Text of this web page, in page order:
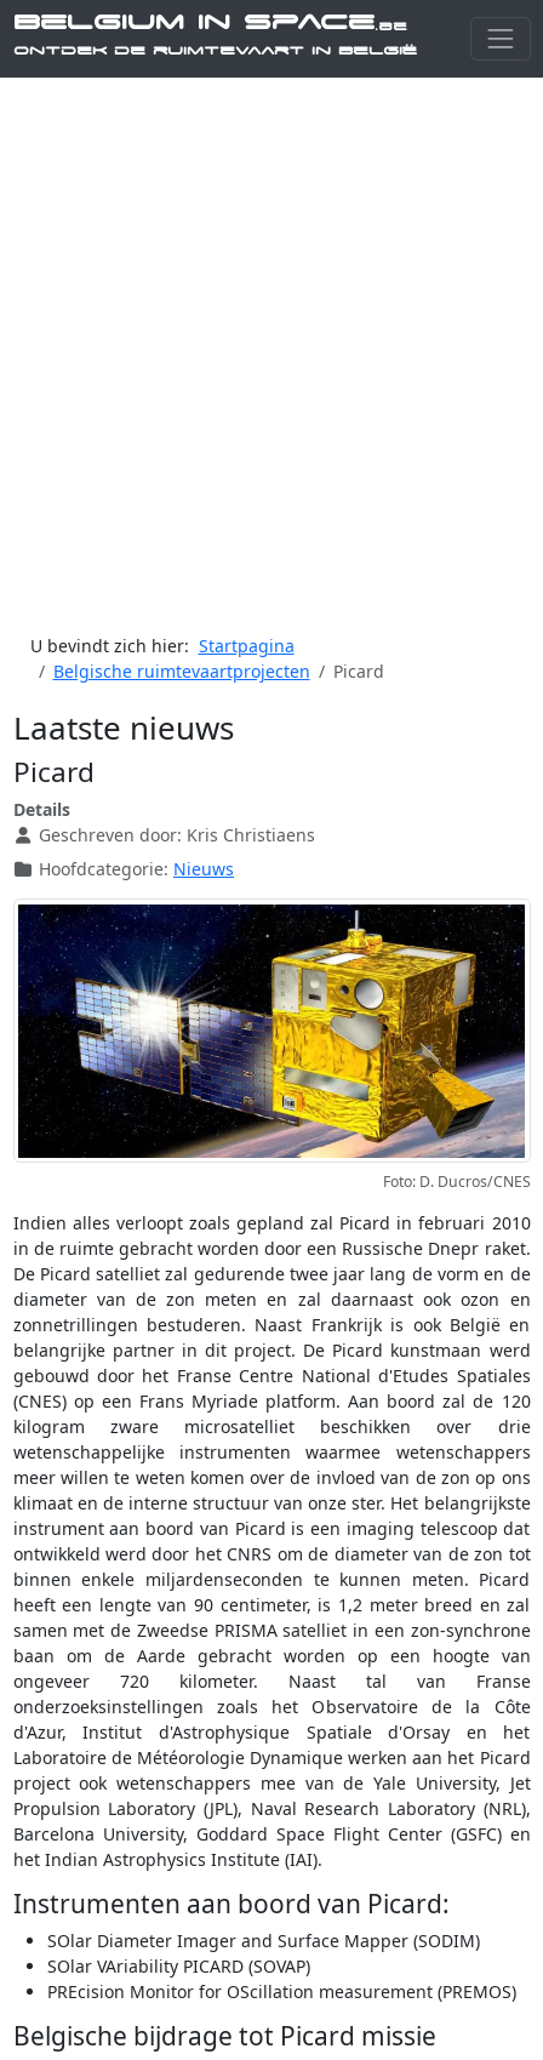
Belgium in Space.be
Ontdek de ruimtevaart in België
U bevindt zich hier: Startpagina
Belgische ruimtevaartprojecten
Picard
Laatste nieuws
Picard
Details
Geschreven door: Kris Christiaens
Hoofdcategorie: Nieuws
Foto: D. Ducros/CNES
Indien alles verloopt zoals gepland zal Picard in februari 2010
in de ruimte gebracht worden door een Russische Dnepr raket.
De Picard satelliet zal gedurende twee jaar lang de vorm en de
diameter van de zon meten en zal daarnaast ook ozon en
zonnetrillingen bestuderen. Naast Frankrijk is ook België en
belangrijke partner in dit project. De Picard kunstmaan werd
gebouwd door het Franse Centre National d'Etudes Spatiales
(CNES) op een Frans Myriade platform. Aan boord zal de 120
kilogram zware microsatelliet beschikken over drie
wetenschappelijke instrumenten waarmee wetenschappers
meer willen te weten komen over de invloed van de zon op ons
klimaat en de interne structuur van onze ster. Het belangrijkste
instrument aan boord van Picard is een imaging telescoop dat
ontwikkeld werd door het CNRS om de diameter van de zon tot
binnen enkele miljardenseconden te kunnen meten. Picard
heeft een lengte van 90 centimeter, is 1,2 meter breed en zal
samen met de Zweedse PRISMA satelliet in een zon-synchrone
baan om de Aarde gebracht worden op een hoogte van
ongeveer 720 kilometer. Naast tal van Franse
onderzoeksinstellingen zoals het Observatoire de la Côte
d'Azur, Institut d'Astrophysique Spatiale d'Orsay en het
Laboratoire de Météorologie Dynamique werken aan het Picard
project ook wetenschappers mee van de Yale University, Jet
Propulsion Laboratory (JPL), Naval Research Laboratory (NRL),
Barcelona University, Goddard Space Flight Center (GSFC) en
het Indian Astrophysics Institute (IAI).
Instrumenten aan boord van Picard:
SOlar Diameter Imager and Surface Mapper (SODIM)
SOlar VAriability PICARD (SOVAP)
PREcision Monitor for OScillation measurement (PREMOS)
Belgische bijdrage tot Picard missie